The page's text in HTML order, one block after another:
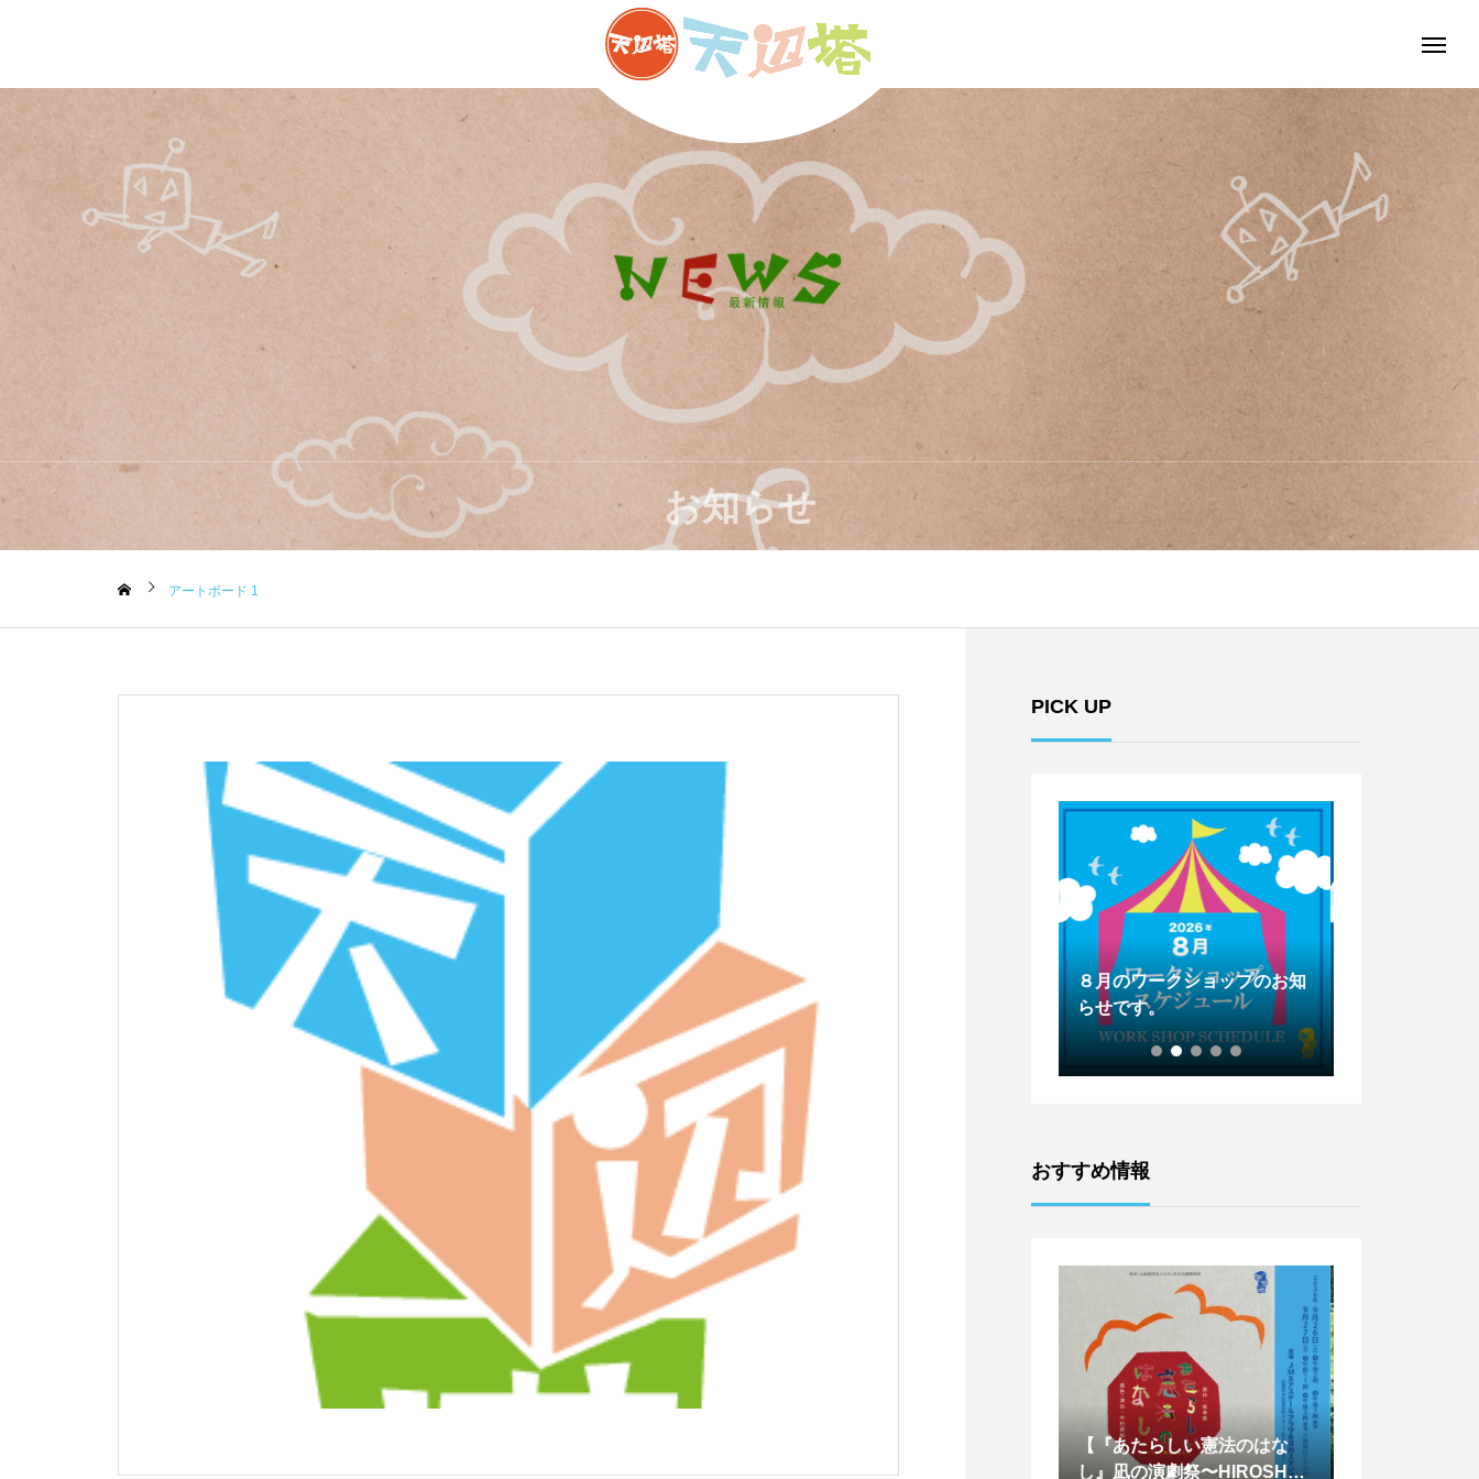
お知らせ
アートボード 1
PICK UP
4月のワークショップのお知
８月のワークショップのお知
らせです。
７月のワークショップのお知
らせです。
おすすめ情報
ークショップ開催！！】
し』凪の演劇祭〜HIROSHIM
【天辺塔CAMP参加者募
集！！】